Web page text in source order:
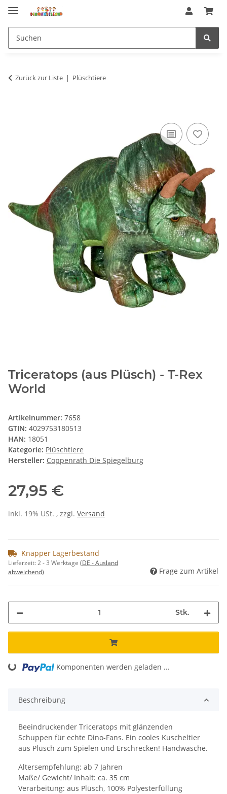
Zurück zur Liste Plüschtiere
Triceratops (aus Plüsch) - T-Rex
World
Artikelnummer: 7658
GTIN: 4029753180513
HAN: 18051
Kategorie: Plüschtiere
Hersteller: Coppenrath Die Spiegelburg
27,95 €
inkl. 19% USt. , zzgl. Versand
Knapper Lagerbestand
Lieferzeit:2 - 3 Werktage (DE - Ausland
abweichend)
Frage zum Artikel
Stk.
Loading... Komponenten werden geladen ...
Beschreibung
Beeindruckender Triceratops mit glänzenden
Schuppen für echte Dino-Fans. Ein cooles Kuscheltier
aus Plüsch zum Spielen und Erschrecken! Handwäsche.
Altersempfehlung: ab 7 Jahren
Maße/ Gewicht/ Inhalt: ca. 35 cm
Verarbeitung: aus Plüsch, 100% Polyesterfüllung